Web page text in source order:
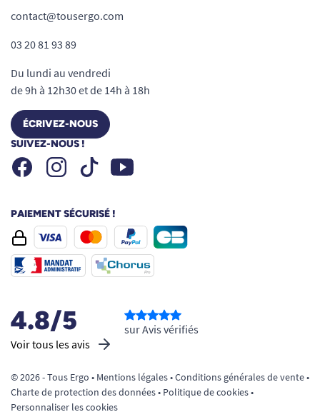
contact@tousergo.com
03 20 81 93 89
Du lundi au vendredi
de 9h à 12h30 et de 14h à 18h
ÉCRIVEZ-NOUS
SUIVEZ-NOUS !
FacebookInstagramTiktok Youtube
PAIEMENT SÉCURISÉ !
4.8/5
Voir tous les avis
sur Avis vérifiés
© 2026 - Tous Ergo • Mentions légales•Conditions générales de vente•
Charte de protection des données• Politique de cookies•
Personnaliser les cookies